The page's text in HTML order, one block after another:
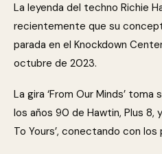
La leyenda del techno Richie
recientemente que su
parada en el Knockdown
octubre de 2023.
La gira ‘From Our Minds’
los años 90 de Hawtin, Plus 8,
To Yours’, conectando con